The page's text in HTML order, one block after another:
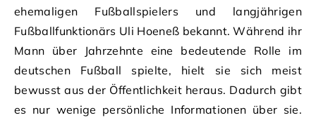
ehemaligen Fußballspielers und langjährigen
Fußballfunktionärs Uli Hoeneß bekannt. Während ihr
Mann über Jahrzehnte eine bedeutende Rolle im
deutschen Fußball spielte, hielt sie sich meist
bewusst aus der Öffentlichkeit heraus. Dadurch gibt
es nur wenige persönliche Informationen über sie.